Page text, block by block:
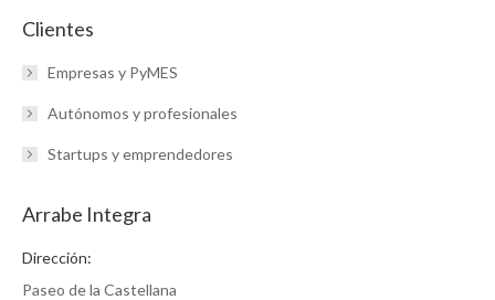
Clientes
Empresas y PyMES
Autónomos y profesionales
Startups y emprendedores
Arrabe Integra
Dirección:
Paseo de la Castellana